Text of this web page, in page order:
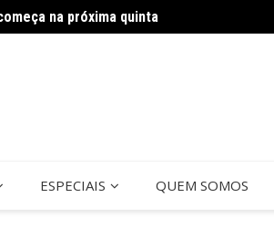
na próxima quinta
ação solidária
ESPECIAIS QUEM SOMOS